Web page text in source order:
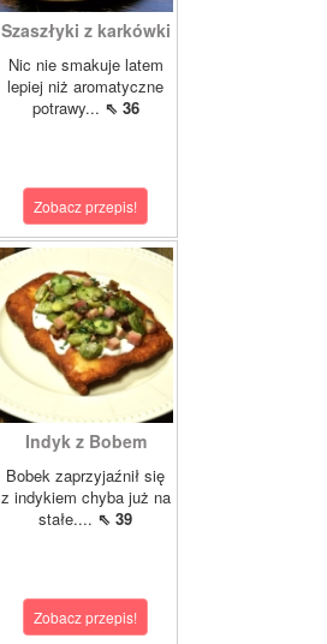
Szaszłyki z karkówki
Nic nie smakuje latem
lepiej niż aromatyczne
potrawy... ⇖ 36
Zobacz przepis!
Indyk z Bobem
Bobek zaprzyjaźnił się
z indykiem chyba już na
stałe.... ⇖ 39
Zobacz przepis!